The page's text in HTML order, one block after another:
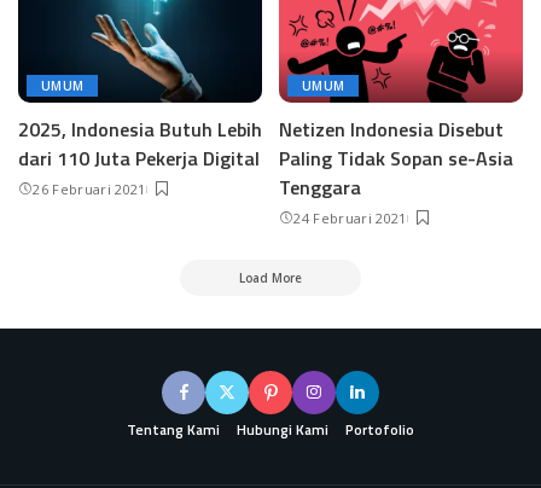
UMUM
2025, Indonesia Butuh Lebih
dari 110 Juta Pekerja Digital
26 Februari 2021
UMUM
Netizen Indonesia Disebut
Paling Tidak Sopan se-Asia
Tenggara
24 Februari 2021
Load More
Tentang Kami Hubungi Kami Portofolio